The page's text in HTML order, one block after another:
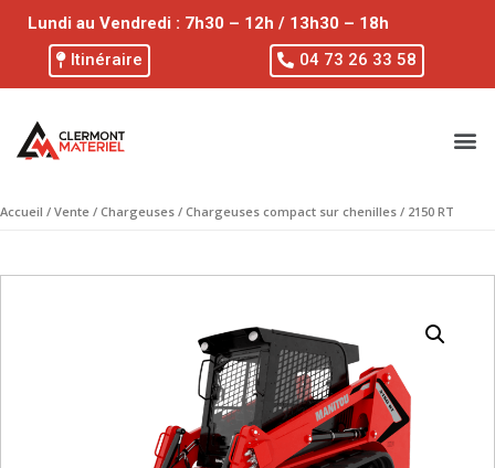
Lundi au Vendredi : 7h30 – 12h / 13h30 – 18h
Itinéraire
04 73 26 33 58
Accueil / Vente / Chargeuses / Chargeuses compact sur chenilles / 2150 RT